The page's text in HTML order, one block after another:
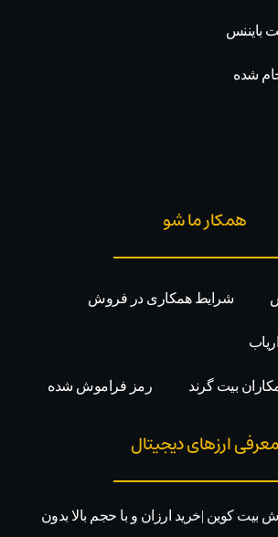
بایننس
شده
همکار ما شو
شرایط همکاری در فروش
بیت گرند رمز فراموش شده
معرفی ارزهای دیجیتال
بیت کوین |خرید ارزان و با حجم بالا بدون